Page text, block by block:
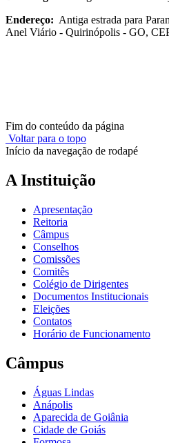
Endereço: Antiga estrada para
Anel Viário - Quirinópolis - GO,
Fim do conteúdo da página
Voltar para o topo
Início da navegação de rodapé
A Instituição
Apresentação
Reitoria
Câmpus
Conselhos
Comissões
Comitês
Colégio de Dirigentes
Documentos Institucionais
Eleições
Contatos
Horário de Funcionamento
Câmpus
Águas Lindas
Anápolis
Aparecida de Goiânia
Cidade de Goiás